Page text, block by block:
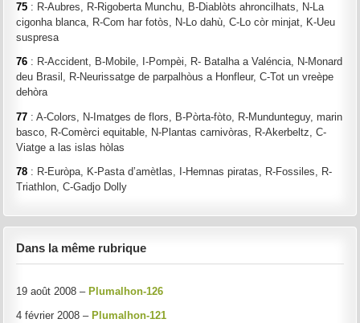
75 : R-Aubres, R-Rigoberta Munchu, B-Diablòts ahroncilhats, N-La
cigonha blanca, R-Com har fotòs, N-Lo dahù, C-Lo còr minjat, K-Ueu
suspresa
76 : R-Accident, B-Mobile, I-Pompèi, R- Batalha a Valéncia, N-Monard
deu Brasil, R-Neurissatge de parpalhòus a Honfleur, C-Tot un vreèpe
dehòra
77 : A-Colors, N-Imatges de flors, B-Pòrta-fòto, R-Mundunteguy, marin
basco, R-Comèrci equitable, N-Plantas carnivòras, R-Akerbeltz, C-
Viatge a las islas hòlas
78 : R-Euròpa, K-Pasta d’amètlas, I-Hemnas piratas, R-Fossiles, R-
Triathlon, C-Gadjo Dolly
Dans la même rubrique
19 août 2008 – Plumalhon-126
4 février 2008 – Plumalhon-121